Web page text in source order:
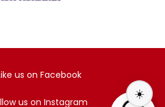
us on Facebook
us on Instagram
☀️